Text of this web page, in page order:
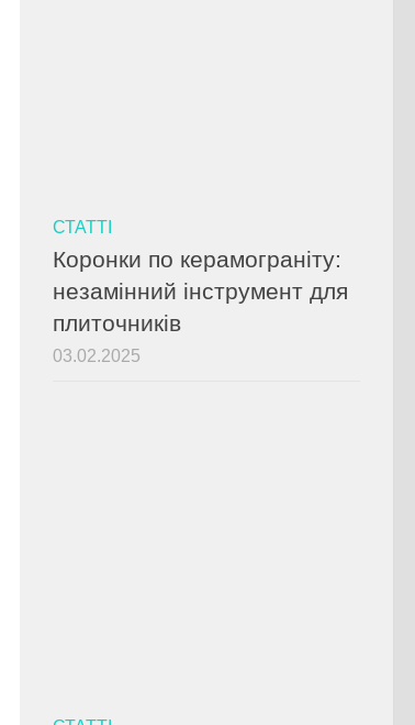
СТАТТІ
Коронки по керамограніту:
незамінний інструмент для
плиточників
03.02.2025